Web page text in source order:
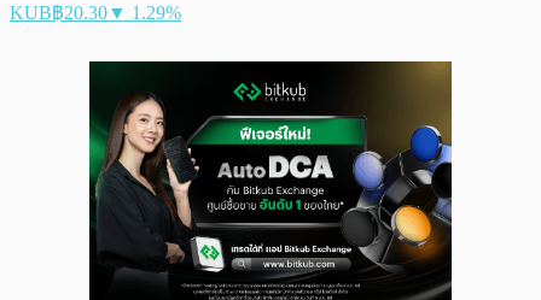
KUB฿20.30▼ 1.29%